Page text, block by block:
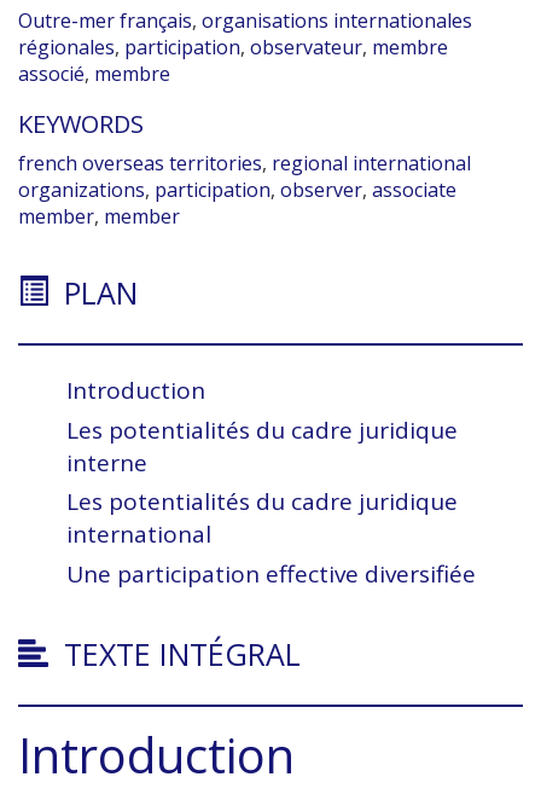
Outre-mer français, organisations internationales
régionales, participation, observateur, membre
associé, membre
KEYWORDS
french overseas territories, regional international
organizations, participation, observer, associate
member, member
PLAN
Introduction
Les potentialités du cadre juridique
interne
Les potentialités du cadre juridique
international
Une participation effective diversifiée
TEXTE INTÉGRAL
Introduction